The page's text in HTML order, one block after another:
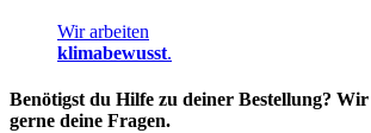
Wir arbeiten
klimabewusst.
Benötigst du Hilfe zu deiner Bestellung?
gerne deine Fragen.